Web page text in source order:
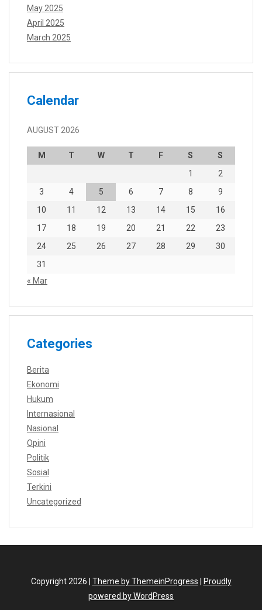
May 2025
April 2025
March 2025
Calendar
AUGUST 2026
M T W T F S
S
1
2
3
4 5 6 7 8
9
10
11 12 13 14 15
16
17
18 19 20 21 22
23
24
25 26 27 28 29
30
31
« Mar
Categories
Berita
Ekonomi
Hukum
Internasional
Nasional
Opini
Politik
Sosial
Terkini
Uncategorized
Copyright 2026 | Theme by ThemeinProgress
Proudly
powered by WordPress